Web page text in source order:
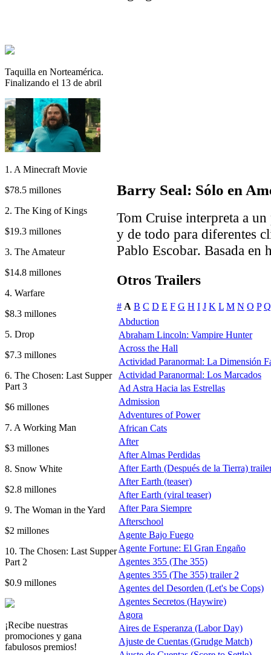
Taquilla en Norteamérica.
Finalizando el 13 de abril
1. A Minecraft Movie
$78.5 millones
2. The King of Kings
$19.3 millones
3. The Amateur
$14.8 millones
4. Warfare
$8.3 millones
5. Drop
$7.3 millones
6. The Chosen: Last Supper
Part 3
$6 millones
7. A Working Man
$3 millones
8. Snow White
$2.8 millones
9. The Woman in the Yard
$2 millones
10. The Chosen: Last Supper
Part 2
$0.9 millones
¡Recibe nuestras
promociones y gana
fabulosos premios!
Barry Seal: Sólo en
Tom Cruise interpreta a
y de todo para diferentes
Pablo Escobar. Basada en
Otros Trailers
# A B C D E F G H I J K L M N O P Q
Abduction
Abraham Lincoln: Vampire Hunter
Across the Hall
Actividad Paranormal: La Dimensión
Actividad Paranormal: Los Marcados
Ad Astra Hacia las Estrellas
Admission
Adventures of Power
African Cats
After
After Almas Perdidas
After Earth (Después de la Tierra)
After Earth (teaser)
After Earth (viral teaser)
After Para Siempre
Afterschool
Agente Bajo Fuego
Agente Fortune: El Gran Engaño
Agentes 355 (The 355)
Agentes 355 (The 355) trailer 2
Agentes del Desorden (Let's be Cops)
Agentes Secretos (Haywire)
Agora
Aires de Esperanza (Labor Day)
Ajuste de Cuentas (Grudge Match)